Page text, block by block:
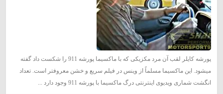
پورشه کایلر لقب آن مرد مکزیکی که با ماکسیما پورشه 911 را شکست داد گفته
میشود. این ماکسیما مسلماً از وینس در فیلم سریع و خشن معروفتر است. تعداد
انگشت شماری ویدیوی اینترنتی درگ ماکسیما با پورشه 911 وجود دارد ...